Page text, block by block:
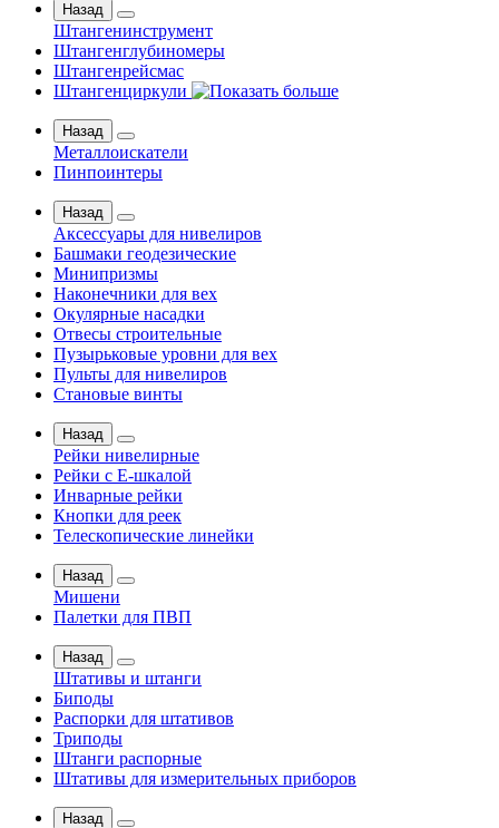
Назад
Штангенинструмент
Штангенглубиномеры
Штангенрейсмас
Штангенциркули
Назад
Металлоискатели
Пинпоинтеры
Назад
Аксессуары для нивелиров
Башмаки геодезические
Минипризмы
Наконечники для вех
Окулярные насадки
Отвесы строительные
Пузырьковые уровни для вех
Пульты для нивелиров
Становые винты
Назад
Рейки нивелирные
Рейки с Е-шкалой
Инварные рейки
Кнопки для реек
Телескопические линейки
Назад
Мишени
Палетки для ПВП
Назад
Штативы и штанги
Биподы
Распорки для штативов
Триподы
Штанги распорные
Штативы для измерительных приборов
Назад